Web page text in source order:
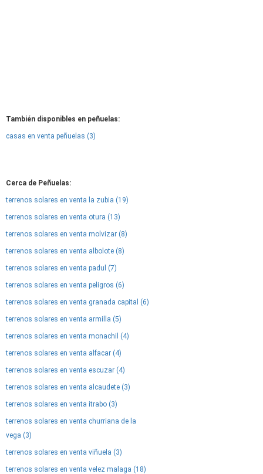
También disponibles en peñuelas:
casas en venta peñuelas (3)
Cerca de Peñuelas:
terrenos solares en venta la zubia (19)
terrenos solares en venta otura (13)
terrenos solares en venta molvizar (8)
terrenos solares en venta albolote (8)
terrenos solares en venta padul (7)
terrenos solares en venta peligros (6)
terrenos solares en venta granada capital (6)
terrenos solares en venta armilla (5)
terrenos solares en venta monachil (4)
terrenos solares en venta alfacar (4)
terrenos solares en venta escuzar (4)
terrenos solares en venta alcaudete (3)
terrenos solares en venta itrabo (3)
terrenos solares en venta churriana de la
vega (3)
terrenos solares en venta viñuela (3)
terrenos solares en venta velez malaga (18)